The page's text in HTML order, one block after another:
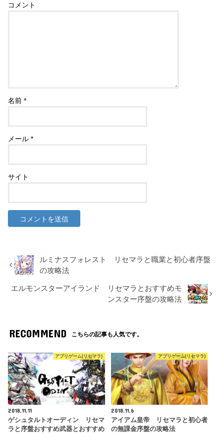
コメント
名前*
メール*
サイト
ルミナスフォレスト リセマラと職業と初心者序盤
の攻略法
エルモンスターアイランド リセマラとおすすめモ
ンスター序盤の攻略法
RECOMMEND こちらの記事も人気です。
アプリゲーム(リセマラ)
2018.11.11
ゲシュタルトオーディン リセマ
ラと序盤おすすめ武器とおすすめ
アプリゲーム(リセマラ)
2018.11.6
アイアム皇帝 リセマラと初心者
の無課金序盤の攻略法